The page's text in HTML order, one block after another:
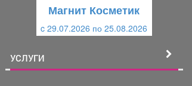
Магнит Косметик
c 29.07.2026 по 25.08.2026
УСЛУГИ